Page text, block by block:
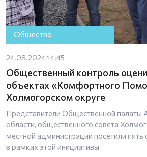
Общество
24.08.2024 14:45
Общественный контроль
объектах «Комфортного
Холмогорском округе
Представители Общественной палаты
области, общественного совета
местной администрации посетили
в рамках этой инициативы